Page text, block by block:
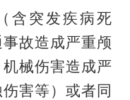
含突发疾病死
故造成严重颅
械伤害造成严
害等）或者同